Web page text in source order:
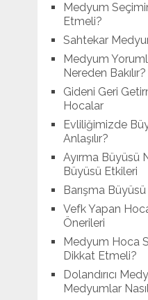
Medyum
Etmeli?
Sahtekar
Medyum
Nereden Bakılır?
Gideni Geri
Hocalar
Evliliğimizde
Anlaşılır?
Ayırma Büyüsü
Büyüsü Etkileri
Barışma Büyüsü
Vefk Yapan
Önerileri
Medyum Hoca
Dikkat Etmeli?
Dolandırıcı
Medyumlar